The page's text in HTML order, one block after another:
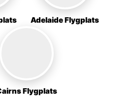
Adelaide Flygplats
Flygplats